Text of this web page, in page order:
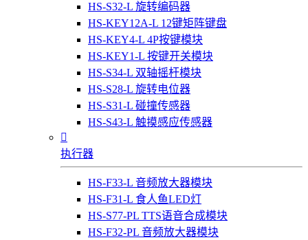
HS-S32-L 旋转编码器
HS-KEY12A-L 12键矩阵键盘
HS-KEY4-L 4P按键模块
HS-KEY1-L 按键开关模块
HS-S34-L 双轴摇杆模块
HS-S28-L 旋转电位器
HS-S31-L 碰撞传感器
HS-S43-L 触摸感应传感器

执行器
HS-F33-L 音频放大器模块
HS-F31-L 食人鱼LED灯
HS-S77-PL TTS语音合成模块
HS-F32-PL 音频放大器模块